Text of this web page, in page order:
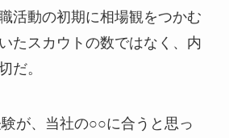
活動の初期に相場観をつかむ
たスカウトの数ではなく、内
だ。
験が、当社の○○に合うと思っ